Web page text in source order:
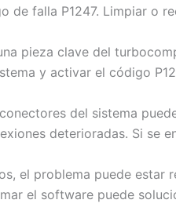
falla P1247. Limpiar o
pieza clave del
y activar el código
del sistema
deterioradas. Si se
el problema puede estar
el software puede